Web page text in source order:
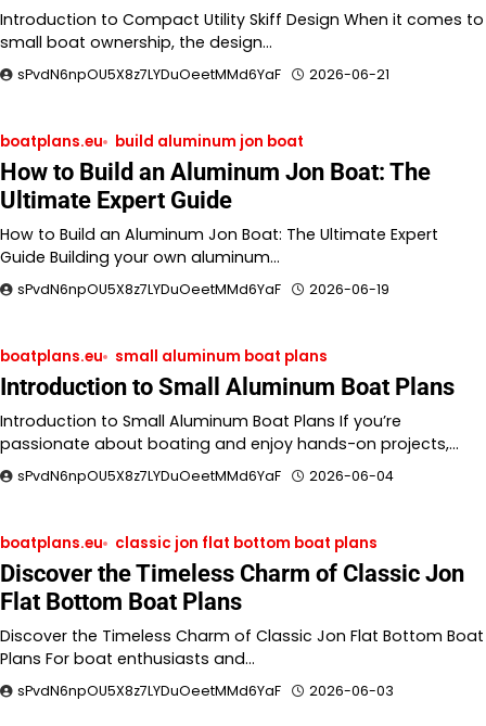
Introduction to Compact Utility Skiff Design When it comes to
small boat ownership, the design…
sPvdN6npOU5X8z7LYDuOeetMMd6YaF 2026-06-21
boatplans.eu build aluminum jon boat
How to Build an Aluminum Jon Boat: The
Ultimate Expert Guide
How to Build an Aluminum Jon Boat: The Ultimate Expert
Guide Building your own aluminum…
sPvdN6npOU5X8z7LYDuOeetMMd6YaF 2026-06-19
boatplans.eu small aluminum boat plans
Introduction to Small Aluminum Boat Plans
Introduction to Small Aluminum Boat Plans If you’re
passionate about boating and enjoy hands-on projects,…
sPvdN6npOU5X8z7LYDuOeetMMd6YaF 2026-06-04
boatplans.eu classic jon flat bottom boat plans
Discover the Timeless Charm of Classic Jon
Flat Bottom Boat Plans
Discover the Timeless Charm of Classic Jon Flat Bottom Boat
Plans For boat enthusiasts and…
sPvdN6npOU5X8z7LYDuOeetMMd6YaF 2026-06-03